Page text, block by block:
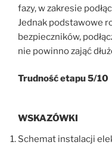
fazy, w zakresie
Jednak podstawowe
bezpieczników,
nie powinno zająć
Trudność etapu 5/10
WSKAZÓWKI
Schemat instalacji